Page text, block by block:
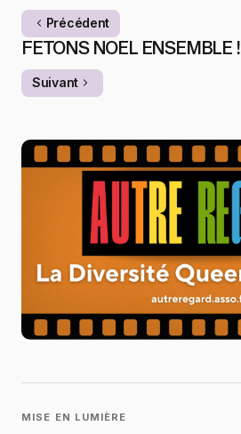
Précédent
FETONS NOEL ENSEMBLE !
Suivant
MISE EN LUMIÈRE